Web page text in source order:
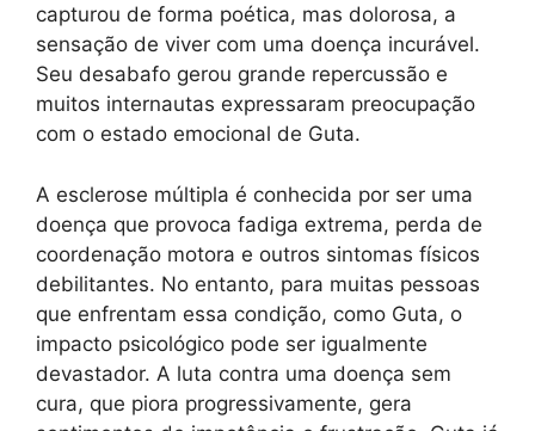
capturou de forma poética, mas dolorosa, a
sensação de viver com uma doença incurável.
Seu desabafo gerou grande repercussão e
muitos internautas expressaram preocupação
com o estado emocional de Guta.
A esclerose múltipla é conhecida por ser uma
doença que provoca fadiga extrema, perda de
coordenação motora e outros sintomas físicos
debilitantes. No entanto, para muitas pessoas
que enfrentam essa condição, como Guta, o
impacto psicológico pode ser igualmente
devastador. A luta contra uma doença sem
cura, que piora progressivamente, gera